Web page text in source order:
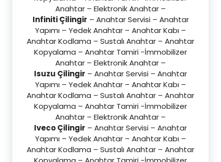
Anahtar – Elektronik Anahtar –
Infiniti Çilingir – Anahtar Servisi – Anahtar
Yapımı – Yedek Anahtar – Anahtar Kabı –
Anahtar Kodlama – Sustalı Anahtar – Anahtar
Kopyalama – Anahtar Tamiri -İmmobilizer
Anahtar – Elektronik Anahtar –
Isuzu Çilingir – Anahtar Servisi – Anahtar
Yapımı – Yedek Anahtar – Anahtar Kabı –
Anahtar Kodlama – Sustalı Anahtar – Anahtar
Kopyalama – Anahtar Tamiri -İmmobilizer
Anahtar – Elektronik Anahtar –
Iveco Çilingir – Anahtar Servisi – Anahtar
Yapımı – Yedek Anahtar – Anahtar Kabı –
Anahtar Kodlama – Sustalı Anahtar – Anahtar